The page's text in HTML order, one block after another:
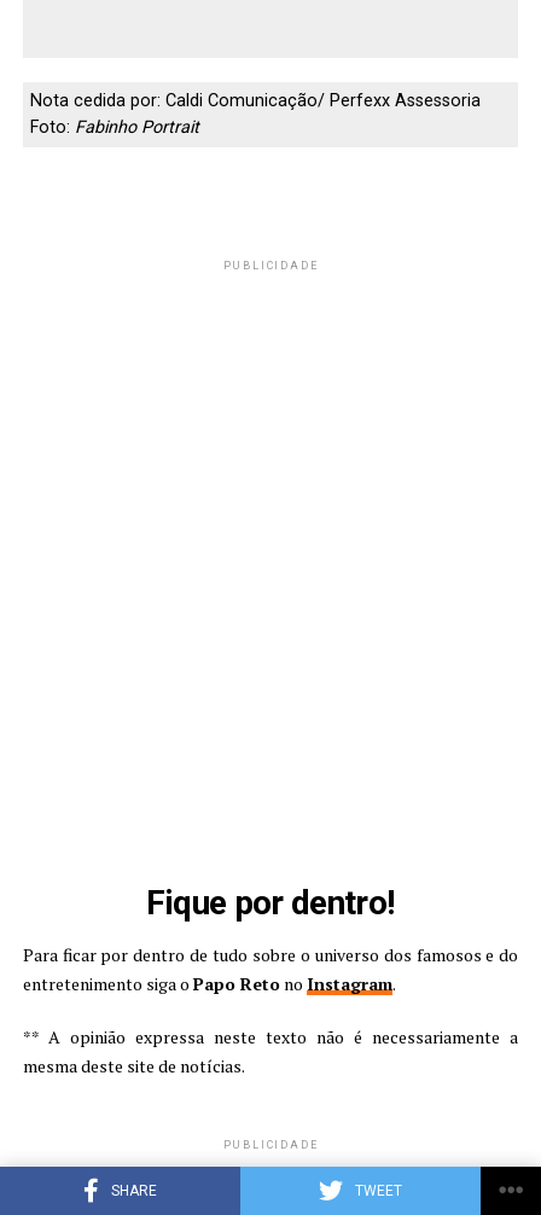
SHARE TWEET
Nota cedida por: Caldi Comunicação/ Perfexx Assessoria
Foto: Fabinho Portrait
PUBLICIDADE
Fique por dentro!
Para ficar por dentro de tudo sobre o universo dos famosos e do
entretenimento siga o Papo Retono Instagram.
** A opinião expressa neste texto não é necessariamente a
mesma deste site de notícias.
PUBLICIDADE